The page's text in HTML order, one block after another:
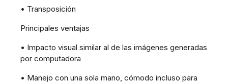
• Transposición
Principales ventajas
• Impacto visual similar al de las imágenes generadas
por computadora
• Manejo con una sola mano, cómodo incluso para